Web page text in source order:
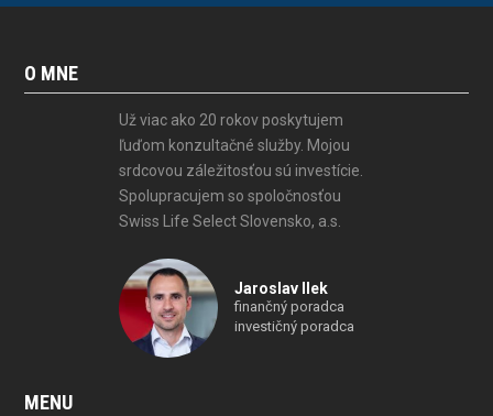
O MNE
Už viac ako 20 rokov poskytujem
ľuďom konzultačné služby. Mojou
srdcovou záležitosťou sú investície.
Spolupracujem so spoločnosťou
Swiss Life Select Slovensko, a.s.
Jaroslav Ilek
finančný poradca
investičný poradca
MENU